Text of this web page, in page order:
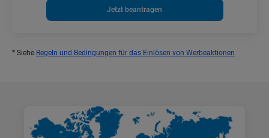
Jetzt beantragen
* Siehe Regeln und Bedingungen für das Einlösen von Werbeaktionen